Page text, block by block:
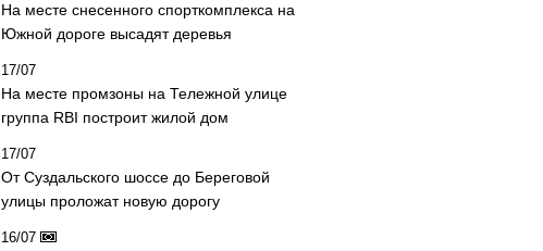
На месте снесенного спорткомплекса на
Южной дороге высадят деревья
17/07
На месте промзоны на Тележной улице
группа RBI построит жилой дом
17/07
От Суздальского шоссе до Береговой
улицы проложат новую дорогу
16/07